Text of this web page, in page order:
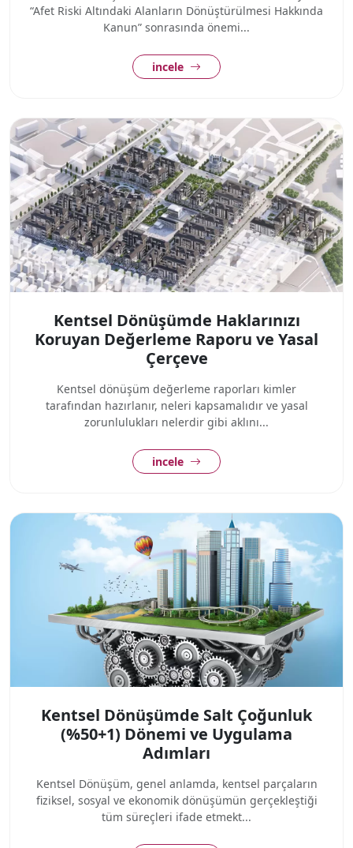
“Afet Riski Altındaki Alanların Dönüştürülmesi Hakkında
Kanun” sonrasında önemi...
incele
Kentsel Dönüşümde Haklarınızı
Koruyan Değerleme Raporu ve Yasal
Çerçeve
Kentsel dönüşüm değerleme raporları kimler
tarafından hazırlanır, neleri kapsamalıdır ve yasal
zorunlulukları nelerdir gibi aklını...
incele
Kentsel Dönüşümde Salt Çoğunluk
(%50+1) Dönemi ve Uygulama
Adımları
Kentsel Dönüşüm, genel anlamda, kentsel parçaların
fiziksel, sosyal ve ekonomik dönüşümün gerçekleştiği
tüm süreçleri ifade etmekt...